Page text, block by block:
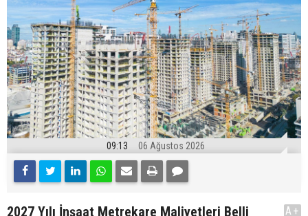
09:13 06 Ağustos 2026
2027 Yılı İnşaat Metrekare Maliyetleri Belli
A+